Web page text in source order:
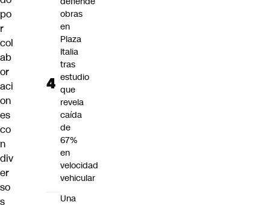
po
r
col
ab
or
aci
on
es
co
n
div
er
so
s
obras
en
Plaza
Italia
tras
estudio
que
revela
caída
de
67%
en
velocidad
vehicular
Una